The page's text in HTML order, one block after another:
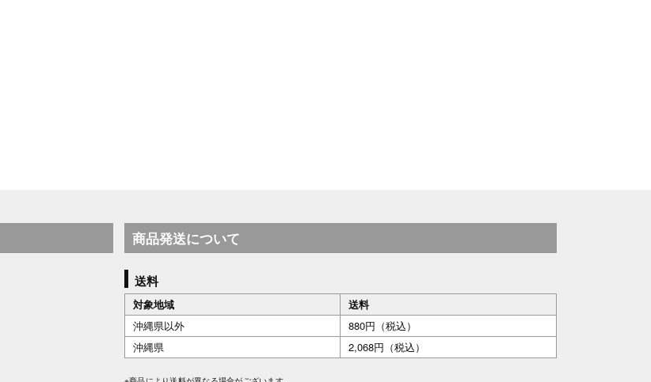
商品発送について
送料
対象地域
送料
沖縄県以外
880円（税込）
沖縄県
2,068円（税込）